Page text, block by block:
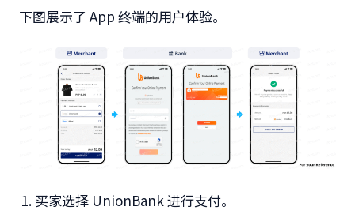
下图展示了 App 终端的用户体验。
买家选择 UnionBank 进行支付。